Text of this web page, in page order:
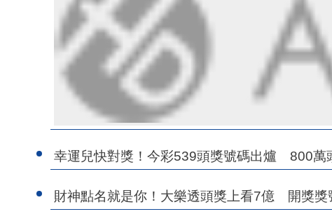
幸運兒快對獎！今彩539頭獎號碼出爐 800萬
財神點名就是你！大樂透頭獎上看7億 開獎獎